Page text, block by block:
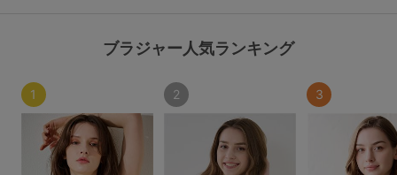
ブラジャー人気ランキング
1 2 3